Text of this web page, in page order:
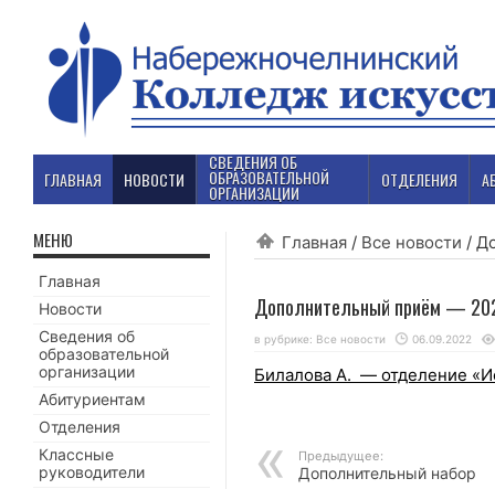
ГЛАВНАЯ НОВОСТИ
СВЕДЕНИЯ ОБ
ОБРАЗОВАТЕЛЬНОЙ
ОРГАНИЗАЦИИ
ОТДЕЛЕНИЯ
Главная / Все новости /
Дополнительный приём —
в рубрике: Все новости 06.09.2022
Билалова А. — отделение
Предыдущее:
Дополнительный набор
МЕНЮ
Главная
Новости
Сведения об
образовательной
организации
Абитуриентам
Отделения
Классные
руководители